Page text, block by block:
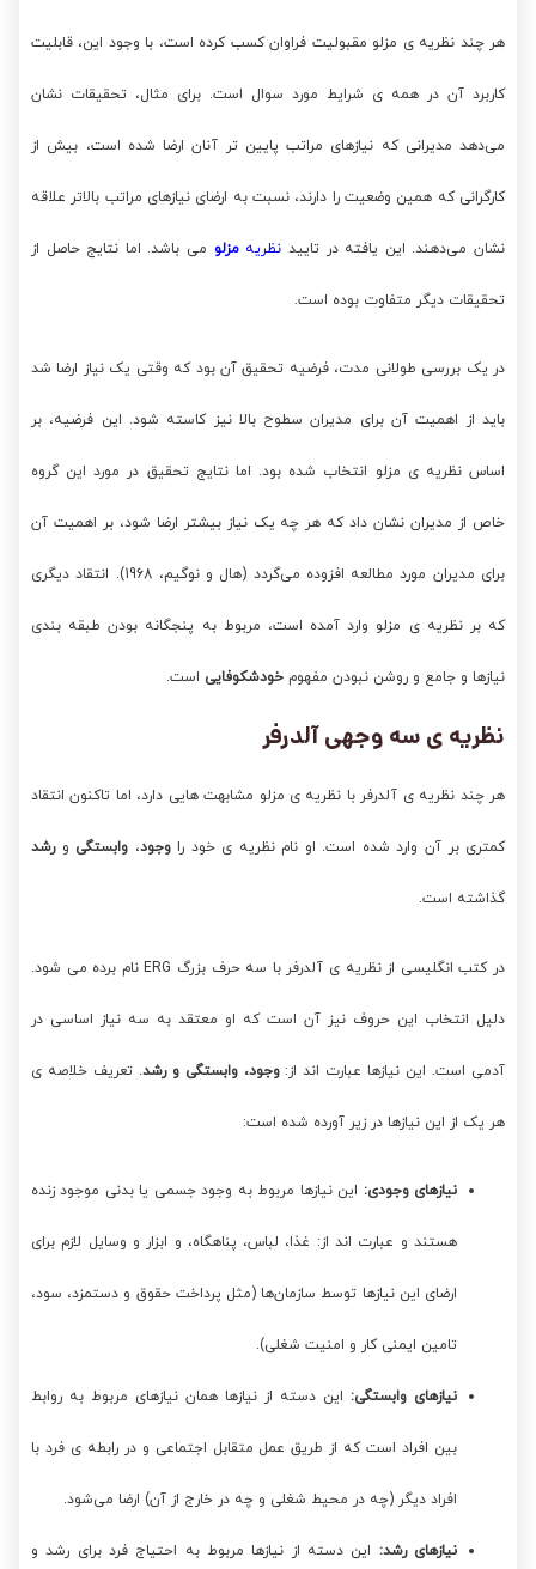
هر چند نظریه ی مزلو مقبولیت فراوان کسب کرده است، با وجود این، قابلیت
کاربرد آن در همه ی شرایط مورد سوال است. برای مثال، تحقیقات نشان
می‌دهد مدیرانی که نیازهای مراتب پایین تر آنان ارضا شده است، بیش از
کارگرانی که همین وضعیت را دارند، نسبت به ارضای نیازهای مراتب بالاتر علاقه
نشان می‌دهند. این یافته در تایید نظریهمزلو می باشد. اما نتایج حاصل از
تحقیقات دیگر متفاوت بوده است.
در یک بررسی طولانی مدت، فرضیه تحقیق آن بود که وقتی یک نیاز ارضا شد
باید از اهمیت آن برای مدیران سطوح بالا نیز کاسته شود. این فرضیه، بر
اساس نظریه ی مزلو انتخاب شده بود. اما نتایج تحقیق در مورد این گروه
خاص از مدیران نشان داد که هر چه یک نیاز بیشتر ارضا شود، بر اهمیت آن
برای مدیران مورد مطالعه افزوده می‌گردد (هال و نوگیم، 1968). انتقاد دیگری
که بر نظریه ی مزلو وارد آمده است، مربوط به پنجگانه بودن طبقه بندی
نیازها و جامع و روشن نبودن مفهوم خودشکوفایی است.
نظریه ی سه وجهی آلدرفر
هر چند نظریه ی آلدرفر با نظریه ی مزلو مشابهت هایی دارد، اما تاکنون انتقاد
کمتری بر آن وارد شده است. او نام نظریه ی خود راوجود، وابستگی و رشد
گذاشته است.
در کتب انگلیسی از نظریه ی آلدرفر با سه حرف بزرگ ERG نام برده می شود.
دلیل انتخاب این حروف نیز آن است که او معتقد به سه نیاز اساسی در
آدمی است. این نیازها عبارت اند از:وجود، وابستگی و رشد. تعریف خلاصه ی
هر یک از این نیازها در زیر آورده شده است:
نیازهای وجودی: این نیازها مربوط به وجود جسمی یا بدنی موجود زنده
هستند و عبارت اند از: غذا، لباس، پناهگاه، و ابزار و وسایل لازم برای
ارضای این نیازها توسط سازمان‌ها (مثل پرداخت حقوق و دستمزد، سود،
تامین ایمنی کار و امنیت شغلی).
نیازهای وابستگی: این دسته از نیازها همان نیازهای مربوط به روابط
بین افراد است که از طریق عمل متقابل اجتماعی و در رابطه ی فرد با
افراد دیگر (چه در محیط شغلی و چه در خارج از آن) ارضا می‌شود.
نیازهای رشد: این دسته از نیازها مربوط به احتیاج فرد برای رشد و